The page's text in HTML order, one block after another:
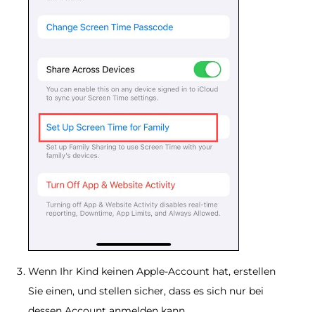
Wenn Ihr Kind keinen Apple-Account hat, erstellen
Sie einen, und stellen sicher, dass es sich nur bei